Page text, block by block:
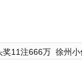
奖11注666万 徐州